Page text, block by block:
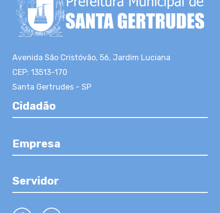
Avenida São Cristóvão, 56, Jardim Luciana
CEP: 13513-170
Santa Gertrudes - SP
Cidadão
Empresa
Servidor